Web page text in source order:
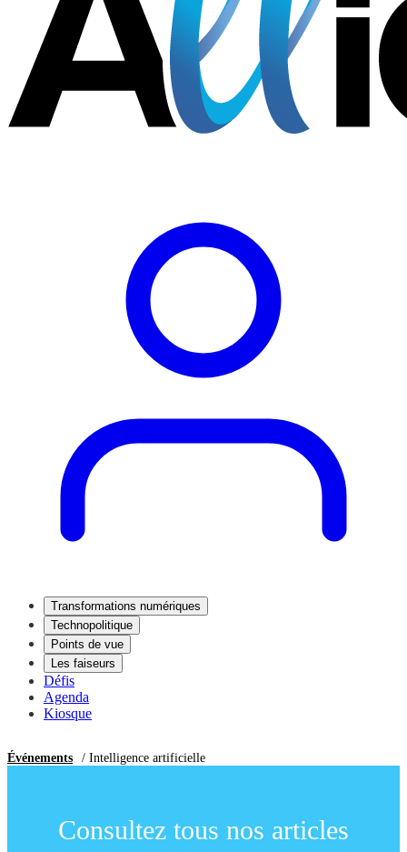
Transformations numériques
Technopolitique
Points de vue
Les faiseurs
Défis
Agenda
Kiosque
Événements / Intelligence artificielle
Consultez tous nos articles